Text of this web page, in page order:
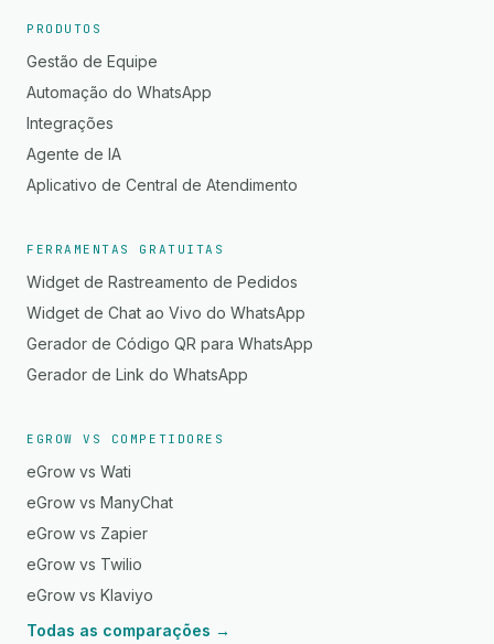
PRODUTOS
Gestão de Equipe
Automação do WhatsApp
Integrações
Agente de IA
Aplicativo de Central de Atendimento
FERRAMENTAS GRATUITAS
Widget de Rastreamento de Pedidos
Widget de Chat ao Vivo do WhatsApp
Gerador de Código QR para WhatsApp
Gerador de Link do WhatsApp
EGROW VS COMPETIDORES
eGrow vs Wati
eGrow vs ManyChat
eGrow vs Zapier
eGrow vs Twilio
eGrow vs Klaviyo
Todas as comparações →